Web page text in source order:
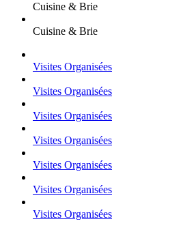
Cuisine & Brie
Cuisine & Brie
Visites Organisées
Visites Organisées
Visites Organisées
Visites Organisées
Visites Organisées
Visites Organisées
Visites Organisées